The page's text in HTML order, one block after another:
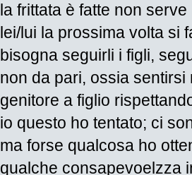
la frittata è fatte non
lei/lui la prossima volta si
bisogna seguirli i figli,
non da pari, ossia
genitore a figlio
io questo ho tentato; ci
ma forse qualcosa ho
qualche consapevoelzza